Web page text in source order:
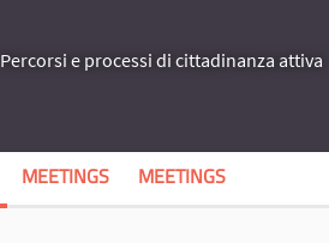
Percorsi e processi di cittadinanza attiva
MEETINGS MEETINGS